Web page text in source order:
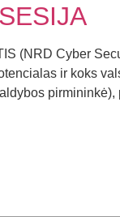
(NRD Cyber
ir koks
pirmininkė),